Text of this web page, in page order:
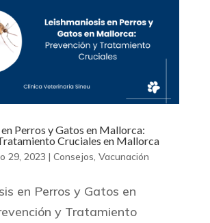
Perros y Gatos en Mallorca:
Cruciales en Mallorca
29, 2023 | Consejos, Vacunación
en Perros y Gatos en
y Tratamiento